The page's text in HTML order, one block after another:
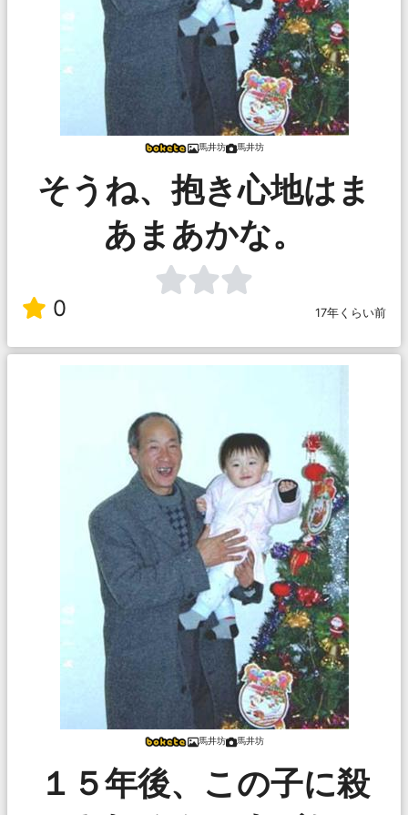
馬井坊 馬井坊
そうね、抱き心地はま
あまあかな。
0 17年くらい前
馬井坊 馬井坊
１５年後、この子に殺